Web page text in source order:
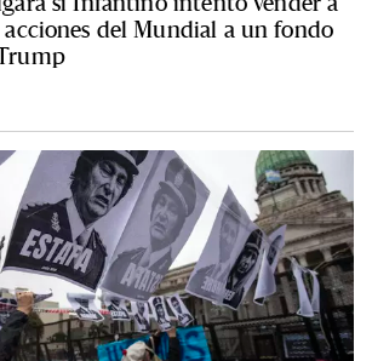
del Mundial a un fondo